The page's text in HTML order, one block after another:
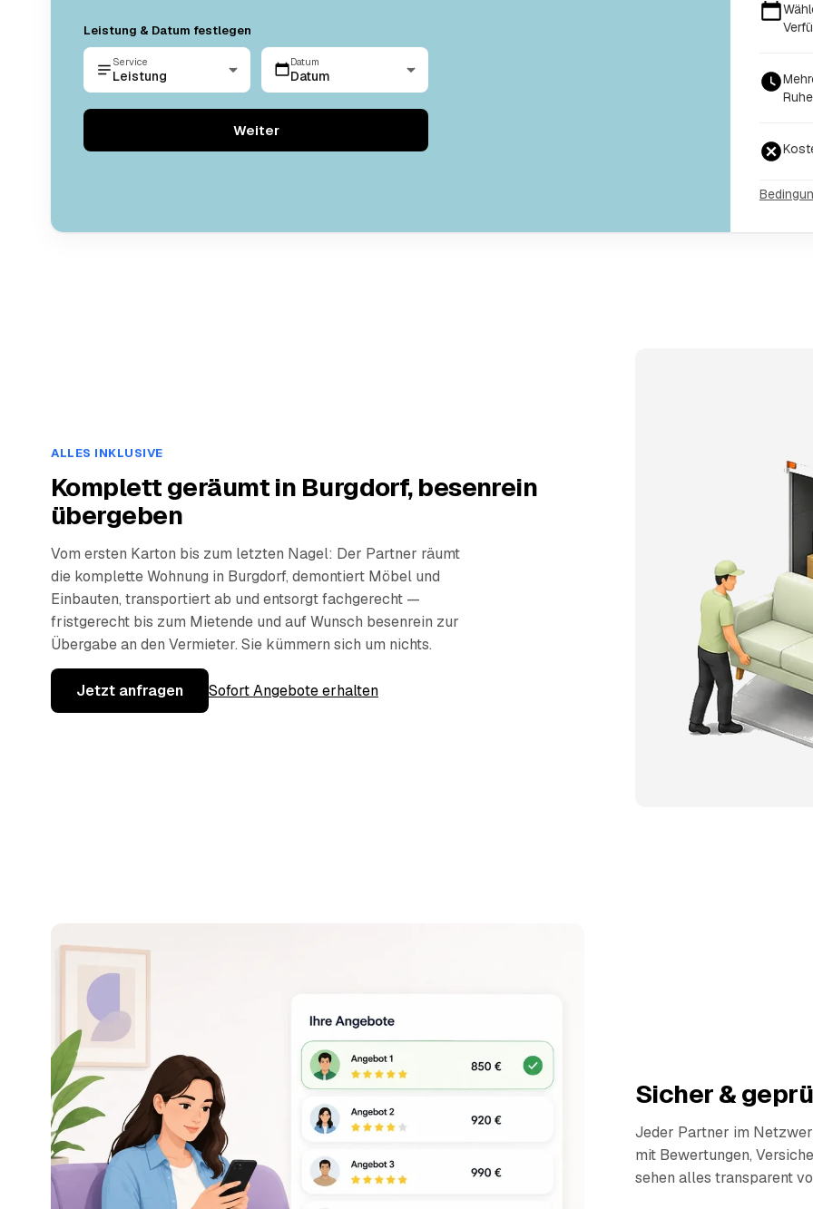
Leistung & Datum festlegen
Service
Leistung
Datum
Datum
Weiter
ALLES INKLUSIVE
Komplett geräumt in Burgdorf, besenrein
übergeben
Vom ersten Karton bis zum letzten Nagel: Der Partner räumt
die komplette Wohnung in Burgdorf, demontiert Möbel und
Einbauten, transportiert ab und entsorgt fachgerecht —
fristgerecht bis zum Mietende und auf Wunsch besenrein zur
Übergabe an den Vermieter. Sie kümmern sich um nichts.
Jetzt anfragen Sofort Angebote erhalten
Sicher &
Jeder Partner im
mit Bewertungen,
sehen alles transparent